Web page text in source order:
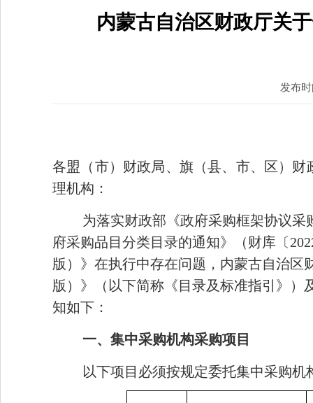
内蒙古自治区财政厅关
发布
各盟（市）财政局、旗（县、市、区）
理机构：
为落实财政部《政府采购框架协议
府采购品目分类目录的通知》（财库〔
版）》在执行中存在问题 ，内蒙古自治
版）》（以下简称《目录及标准指引》）
知如下：
一、集中采购机构采购项目
以下项目必须按规定委托集中采购机